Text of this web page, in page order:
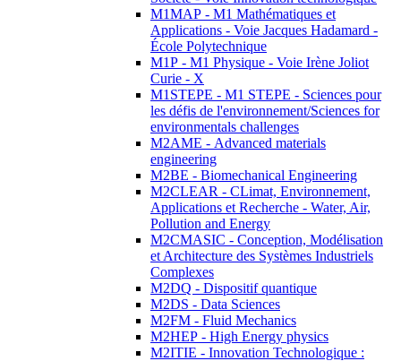
M1MAP - M1 Mathématiques et
Applications - Voie Jacques Hadamard -
École Polytechnique
M1P - M1 Physique - Voie Irène Joliot
Curie - X
M1STEPE - M1 STEPE - Sciences pour
les défis de l'environnement/Sciences for
environmentals challenges
M2AME - Advanced materials
engineering
M2BE - Biomechanical Engineering
M2CLEAR - CLimat, Environnement,
Applications et Recherche - Water, Air,
Pollution and Energy
M2CMASIC - Conception, Modélisation
et Architecture des Systèmes Industriels
Complexes
M2DQ - Dispositif quantique
M2DS - Data Sciences
M2FM - Fluid Mechanics
M2HEP - High Energy physics
M2ITIE - Innovation Technologique :